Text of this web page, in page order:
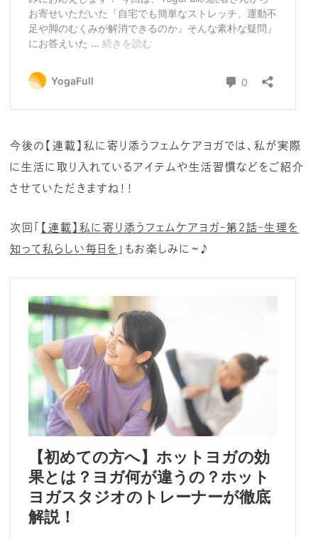
今後の【連載】私に寄り添うフェムケアヨガでは、私が実際
に生活に取り入れているアイテムや生活習慣などをご紹介
させていただきますね！！
次回「
【連載】私に寄り添うフェムケアヨガ–第2話–生理を
知って私らしい毎日を 」もお楽しみに~♪